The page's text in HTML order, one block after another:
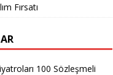
Fırsatı
100 Sözleşmeli